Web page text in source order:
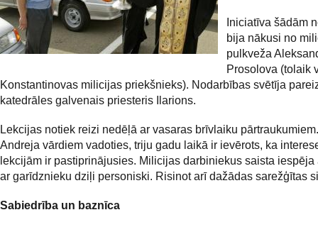
Iniciatīva šādām
bija nākusi no
pulkveža
Prosolova (tolaik
Konstantinovas milicijas priekšnieks). Nodarbības svētīja
katedrāles galvenais priesteris Ilarions.
Lekcijas notiek reizi nedēļā ar vasaras brīvlaiku
Andreja vārdiem vadoties, triju gadu laikā ir ievērots, ka
lekcijām ir pastiprinājusies. Milicijas darbiniekus saista iespēja
ar garīdznieku dziļi personiski. Risinot arī dažādas sarežģītas
Sabiedrība un baznīca